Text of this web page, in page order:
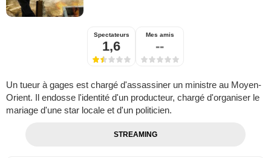
Spectateurs
1,6
Mes amis
--
Un tueur à gages est chargé d'assassiner un ministre au Moyen-
Orient. Il endosse l'identité d'un producteur, chargé d'organiser le
mariage d'une star locale et d'un politicien.
STREAMING